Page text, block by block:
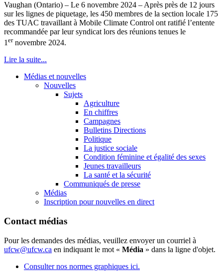
Vaughan (Ontario) – Le 6 novembre 2024 – Après près de 12 jours
sur les lignes de piquetage, les 450 membres de la section locale 175
des TUAC travaillant à Mobile Climate Control ont ratifié l’entente
recommandée par leur syndicat lors des réunions tenues le
1 ernovembre 2024.
Lire la suite...
Médias et nouvelles
Nouvelles
Sujets
Agriculture
En chiffres
Campagnes
Bulletins Directions
Politique
La justice sociale
Condition féminine et égalité des sexes
Jeunes travailleurs
La santé et la sécurité
Communiqués de presse
Médias
Inscription pour nouvelles en direct
Contact médias
Pour les demandes des médias, veuillez envoyer un courriel à
ufcw@ufcw.ca en indiquant le mot « Média » dans la ligne d'objet.
Consulter nos normes graphiques ici.